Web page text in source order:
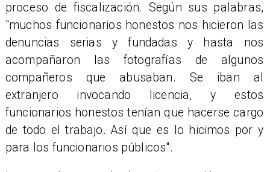
proceso de fiscalización. Según sus palabras,
"muchos funcionarios honestos nos hicieron las
denuncias serias y fundadas y hasta nos
acompañaron las fotografías de algunos
compañeros que abusaban. Se iban al
extranjero invocando licencia, y estos
funcionarios honestos tenían que hacerse cargo
de todo el trabajo. Así que es lo hicimos por y
para los funcionarios públicos".